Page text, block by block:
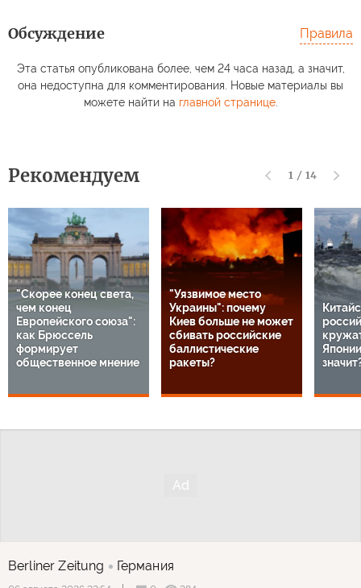
Обсуждение Правила
Эта статья опубликована более, чем 24 часа назад, а значит,
она недоступна для комментирования. Новые материалы вы
можете найти на главной странице.
Рекомендуем 1 / 14
"Скорее конец света,
чем конец
Европейского союза":
как Брюссель
формирует
общественное мнение
"Уязвимое место
Украины": почему
Киев больше не может
сбивать российские
баллистические
ракеты?
Berliner Zeitung Германия